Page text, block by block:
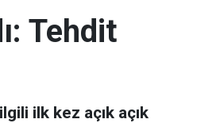
Tehdit
ilk kez açık açık